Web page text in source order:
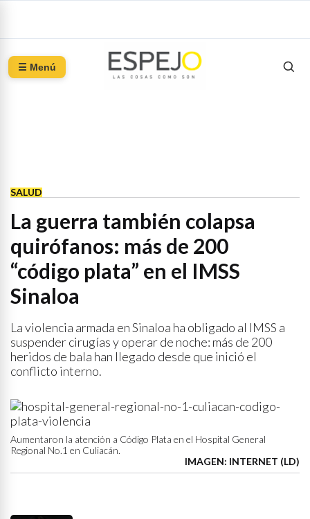
☰ Menú
SALUD
La guerra también colapsa
quirófanos: más de 200
“código plata” en el IMSS
Sinaloa
La violencia armada en Sinaloa ha obligado al IMSS a
suspender cirugías y operar de noche: más de 200
heridos de bala han llegado desde que inició el
conflicto interno.
Aumentaron la atención a Código Plata en el Hospital General
Regional No.1 en Culiacán.
IMAGEN: INTERNET (LD)